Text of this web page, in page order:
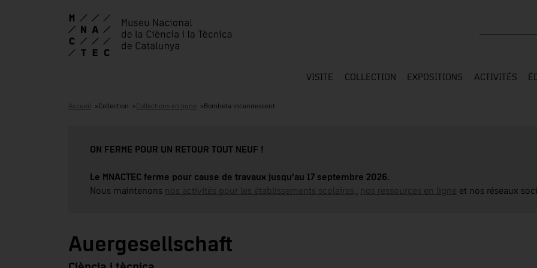
VISITE COLLECTION EXPOSITIONS ACTIVITÉS
Accueil Collection Collections en ligne Bombeta incandescent
ON FERME POUR UN RETOUR TOUT NEUF !
Le MNACTEC ferme pour cause de travaux jusqu'au 17 septembre 2026.
Nous maintenons nos activités pour les établissements scolaires, nos ressources en ligne et nos réseaux
Auergesellschaft